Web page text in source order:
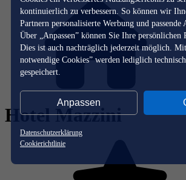
kontinuierlich zu verbessern. So können wir
Partnern personalisierte Werbung und passende
Über „Anpassen” können Sie Ihre persönlichen
Dies ist auch nachträglich jederzeit möglich.
notwendige Cookies” werden lediglich
gespeichert.
Anpassen
Datenschutzerklärung
Cookierichtlinie
Hotel Mazzini